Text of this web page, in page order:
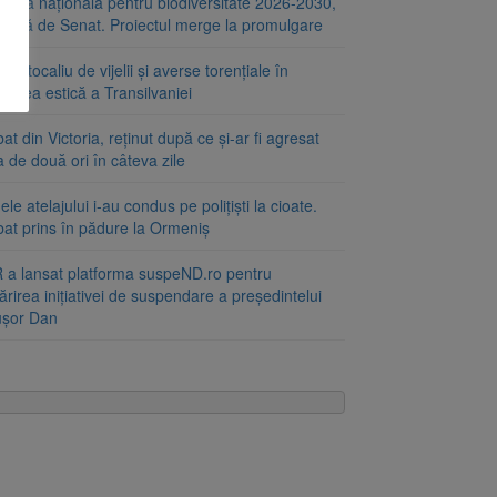
de Senat. Proiectul merge la promulgare
portocaliu de vijelii și averse torențiale în
estică a Transilvaniei
din Victoria, reținut după ce și-ar fi agresat
de două ori în câteva zile
atelajului i-au condus pe polițiști la cioate.
prins în pădure la Ormeniș
a lansat platforma suspeND.ro pentru
inițiativei de suspendare a președintelui
Dan